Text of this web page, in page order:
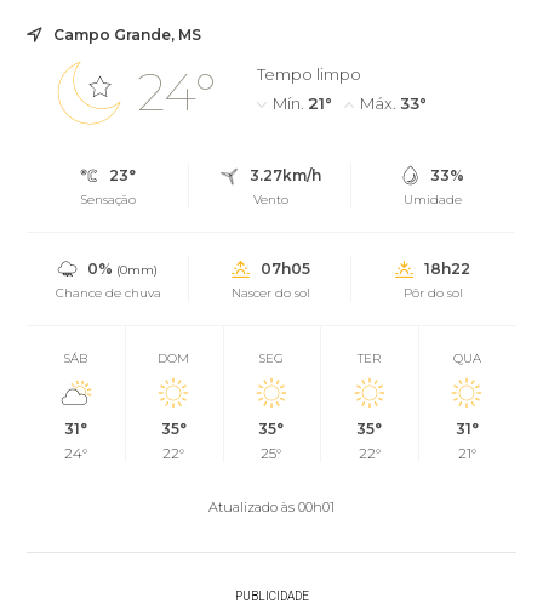
Campo Grande, MS
24°
Tempo limpo
Mín. 21° Máx. 33°
23°
Sensação
3.27km/h
Vento
33%
Umidade
0% (0mm)
Chance de chuva
07h05
Nascer do sol
18h22
Pôr do sol
SÁB
31°
24°
DOM
35°
22°
SEG
35°
25°
TER
35°
22°
QUA
31°
21°
Atualizado às 00h01
PUBLICIDADE